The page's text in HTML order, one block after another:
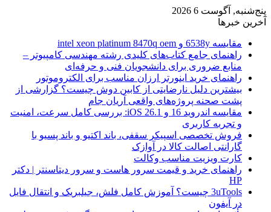
پنج‌شنبه, آگوست 6 2026
آخرین خبرها
مقایسه 6538y و intel xeon platinum 8470q oem
راهنمای جامع کتاب‌های کلیدی رشته مهندسی کامپیوتر –
منابع ضروری برای دانشجویان فنی و حرفه‌ای
راهنمای خرید اینورتر ارزان مناسب برای الکتروموتور
بیشترین دلیل نارضایتی از کابین دوش چیست؟ گزارشی از
پشت صحنه پروژه‌های واقعی آریان جام
مقایسه اندروید 16 و iOS 26.1: بررسی کامل سرعت، امنیت
و تجربه کاربری
فروش تخصصی اسپیکر سقفی، باند اکتیو و باند پسیو با
گارانتی اصالت کالا در آوازک
کارت ویزیت مناسب وکالت
راهنمای خرید و قیمت سرور هاست و سرور دیتاسنتر | دکتر
HP
3uTools چیست؟ آموزش کامل فلش، جیلبریک و انتقال فایل
در آیفون